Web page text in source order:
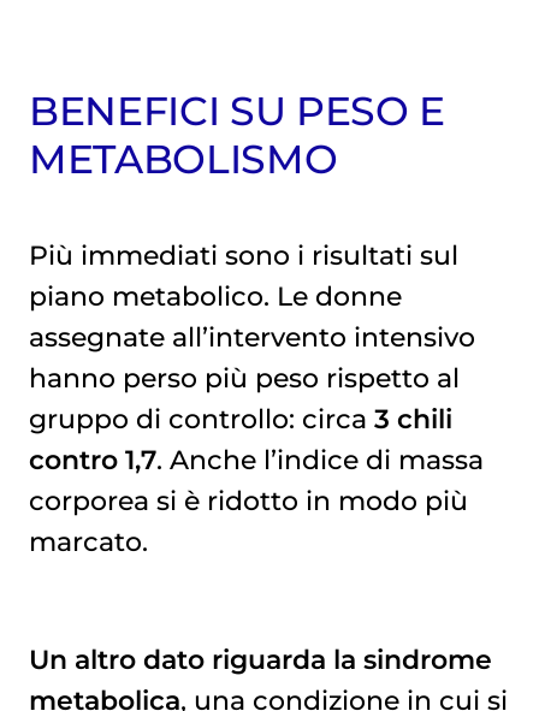
BENEFICI SU PESO E
METABOLISMO
Più immediati sono i risultati sul
piano metabolico. Le donne
assegnate all’intervento intensivo
hanno perso più peso rispetto al
gruppo di controllo: circa 3 chili
contro 1,7. Anche l’indice di massa
corporea si è ridotto in modo più
marcato.
Un altro dato riguarda la sindrome
metabolica, una condizione in cui si